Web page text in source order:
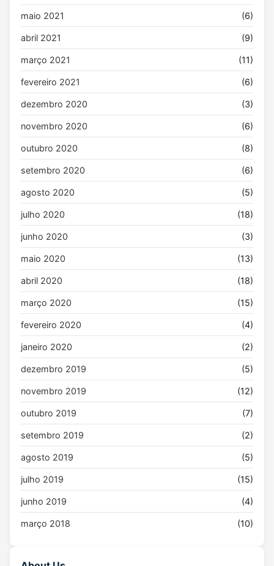
maio 2021 (6)
abril 2021 (9)
março 2021 (11)
fevereiro 2021 (6)
dezembro 2020 (3)
novembro 2020 (6)
outubro 2020 (8)
setembro 2020 (6)
agosto 2020 (5)
julho 2020 (18)
junho 2020 (3)
maio 2020 (13)
abril 2020 (18)
março 2020 (15)
fevereiro 2020 (4)
janeiro 2020 (2)
dezembro 2019 (5)
novembro 2019 (12)
outubro 2019 (7)
setembro 2019 (2)
agosto 2019 (5)
julho 2019 (15)
junho 2019 (4)
março 2018 (10)